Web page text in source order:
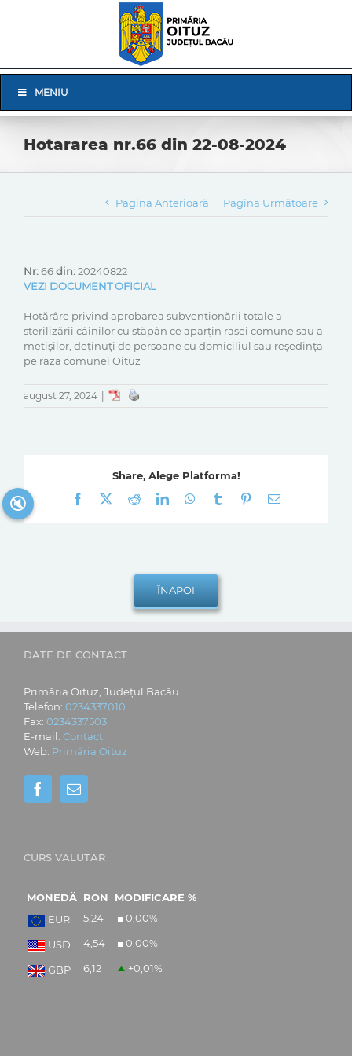
Navigation
MENIU
Hotararea nr.66 din 22-08-2024
Pagina Anterioară Pagina Următoare
Nr:66din:20240822
VEZI DOCUMENT OFICIAL
Hotărâre privind aprobarea subvenționării totale a
sterilizării câinilor cu stăpân ce aparţin rasei comune sau a
metişilor, deținuți de persoane cu domiciliul sau reședința
pe raza comunei Oituz
august 27, 2024
Share, Alege Platforma!
Facebook
RedditLinkedInWhatsApp
Tumblr Pinterest
E-
DATE DE CONTACT
Primăria Oituz, Județul Bacău
Telefon: 0234337010
Fax: 0234337503
E-mail: Contact
Web: Primăria Oituz
CURS VALUTAR
MONEDĂ RON
MODIFICARE %
EUR
5,24 0,00%
USD 4,54 0,00%
GBP 6,12 +0,01%
🔇